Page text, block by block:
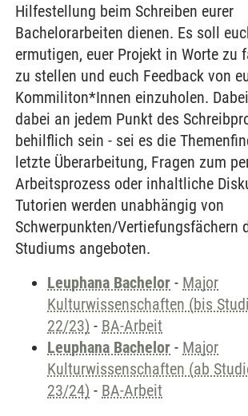
Hilfestellung beim Schreiben eurer
Bachelorarbeiten dienen. Es soll
ermutigen, euer Projekt in Worte zu
zu stellen und euch Feedback von
Kommiliton*Innen einzuholen.
dabei an jedem Punkt des
behilflich sein - sei es die
letzte Überarbeitung, Fragen zum
Arbeitsprozess oder inhaltliche
Tutorien werden unabhängig von
Schwerpunkten/Vertiefungsfächern
Studiums angeboten.
Leuphana Bachelor - Major
Kulturwissenschaften (bis
22/23) - BA-Arbeit
Leuphana Bachelor - Major
Kulturwissenschaften (ab
23/24) - BA-Arbeit